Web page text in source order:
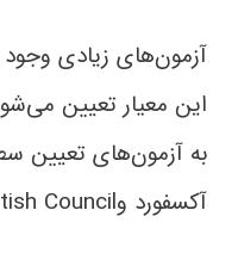
آزمون‌های زیادی وجود
این معیار تعیین
به آزمون‌های تعیین
آکسفورد وBritish Council اشاره کرد.